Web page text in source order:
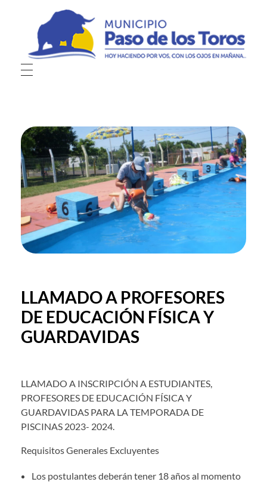
Municipio de Paso de los Toros
Hoy haciendo para vos, con los ojos en mañana
LLAMADO A PROFESORES
DE EDUCACIÓN FÍSICA Y
GUARDAVIDAS
LLAMADO A INSCRIPCIÓN A ESTUDIANTES,
PROFESORES DE EDUCACIÓN FÍSICA Y
GUARDAVIDAS PARA LA TEMPORADA DE
PISCINAS 2023- 2024.
Requisitos Generales Excluyentes
Los postulantes deberán tener 18 años al momento